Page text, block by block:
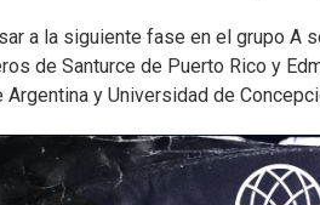
a la siguiente fase en el grupo A
de Santurce de Puerto Rico y
Argentina y Universidad de